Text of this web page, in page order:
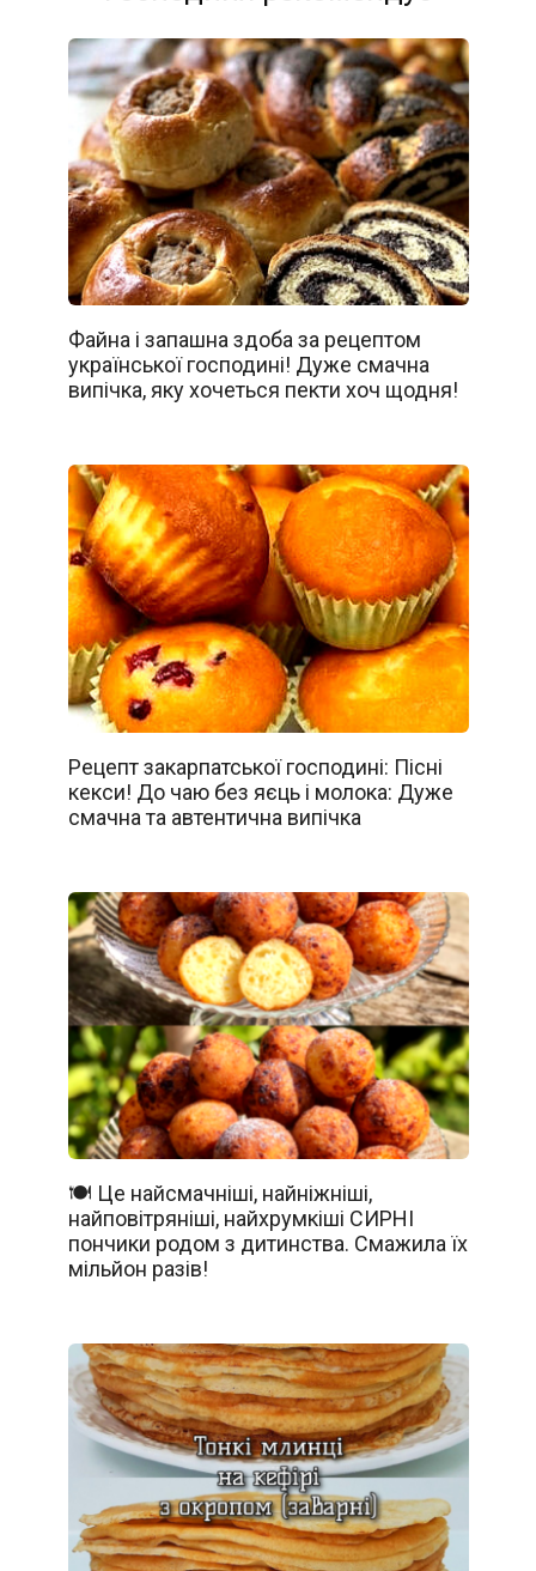
Файна і запашна здоба за рецептом
української господині! Дуже смачна
випічка, яку хочеться пекти хоч щодня!
Рецепт закарпатської господині: Пісні
кекси! До чаю без яєць і молока: Дуже
смачна та автентична випічка
🍽️ Це найсмачніші, найніжніші,
найповітряніші, найхрумкіші СИРНІ
пончики родом з дитинства. Смажила їх
мільйон разів!